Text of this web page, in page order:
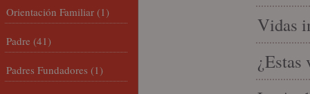
Vidas
¿Estas
Orientación Familiar (1)
Padre (41)
Padres Fundadores (1)